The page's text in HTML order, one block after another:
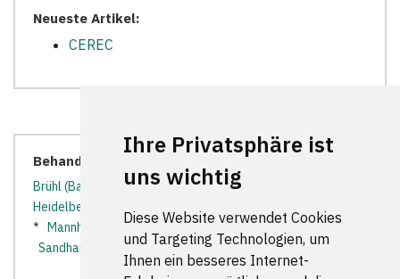
Ihre Privatsphäre ist
uns wichtig
Diese Website verwendet Cookies
und Targeting Technologien, um
Ihnen ein besseres Internet-
Neueste Artikel:
CEREC
Behandler in der Nähe:
Brühl (Baden) *Edingen-Neckarhausen
Heidelberg
*
Mannheim *Neulußheim* Plankstadt*Reilingen
Sandhausen
*Schwetzingen*Walldorf (Baden)*